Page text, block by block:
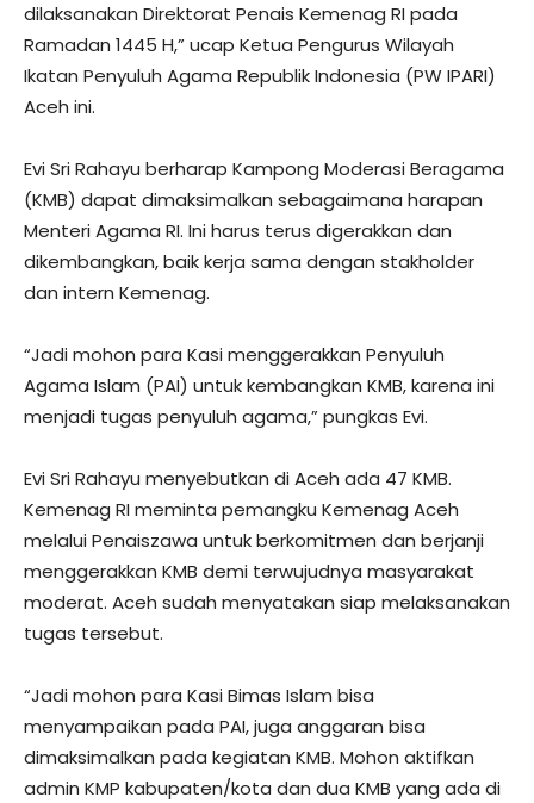
dilaksanakan Direktorat Penais Kemenag RI pada
Ramadan 1445 H,” ucap Ketua Pengurus Wilayah
Ikatan Penyuluh Agama Republik Indonesia (PW IPARI)
Aceh ini.
Evi Sri Rahayu berharap Kampong Moderasi Beragama
(KMB) dapat dimaksimalkan sebagaimana harapan
Menteri Agama RI. Ini harus terus digerakkan dan
dikembangkan, baik kerja sama dengan stakholder
dan intern Kemenag.
“Jadi mohon para Kasi menggerakkan Penyuluh
Agama Islam (PAI) untuk kembangkan KMB, karena ini
menjadi tugas penyuluh agama,” pungkas Evi.
Evi Sri Rahayu menyebutkan di Aceh ada 47 KMB.
Kemenag RI meminta pemangku Kemenag Aceh
melalui Penaiszawa untuk berkomitmen dan berjanji
menggerakkan KMB demi terwujudnya masyarakat
moderat. Aceh sudah menyatakan siap melaksanakan
tugas tersebut.
“Jadi mohon para Kasi Bimas Islam bisa
menyampaikan pada PAI, juga anggaran bisa
dimaksimalkan pada kegiatan KMB. Mohon aktifkan
admin KMP kabupaten/kota dan dua KMB yang ada di